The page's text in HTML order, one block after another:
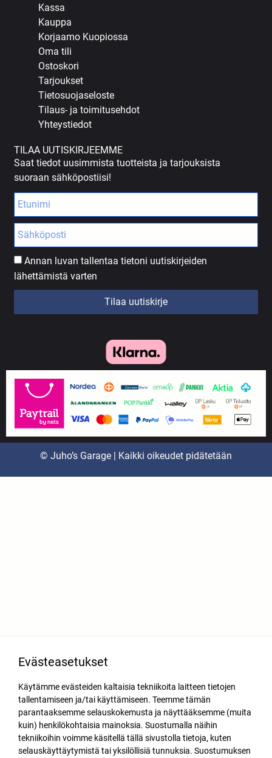
Kassa
Kauppa
Korjaamo Kuopiossa
Oma tili
Ostoskori
Tarjoukset
Tietosuojaseloste
Tilaus- ja toimitusehdot
Yhteystiedot
TILAA UUTISKIRJEEMME
Saat tiedot uusimmista tuotteista ja tarjouksista
suoraan sähköpostiisi!
Annan luvan tallentaa tietoni uutiskirjeiden
lähettämistä varten
Tilaa uutiskirje
© Juho’s Garage | Kaikki oikeudet pidätetään
Evästeasetukset
Käytämme evästeiden kaltaisia tekniikoita laitteen tietojen
tallentamiseen ja/tai käyttämiseen. Teemme tämän
parantaaksemme selauskokemusta ja näyttääksemme (muita
kuin) henkilökohtaisia mainoksia. Suostumalla näihin
tekniikoihin voimme käsitellä tällä sivustolla tietoja, kuten
selauskäyttäytymistä tai yksilöllisiä tunnuksia. Suostumuksen